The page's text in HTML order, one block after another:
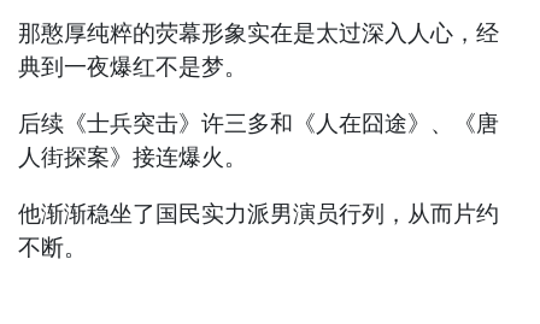
那憨厚纯粹的荧幕形象实在是太过深入人心，经
典到一夜爆红不是梦。
后续《士兵突击》许三多和《人在囧途》、《唐
人街探案》接连爆火。
他渐渐稳坐了国民实力派男演员行列，从而片约
不断。